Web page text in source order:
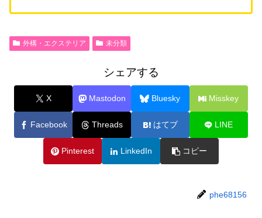
外構・エクステリア 未分類
シェアする
X Mastodon Bluesky Misskey
Facebook Threads はてブ LINE
Pinterest LinkedIn コピー
phe68156